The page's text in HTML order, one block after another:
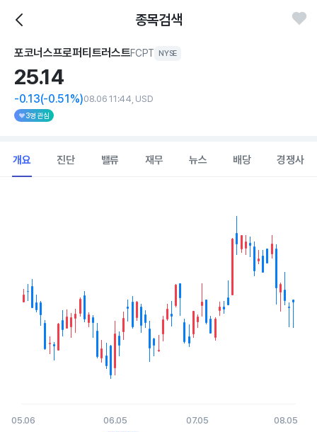
종목검색
포코너스프로퍼티트러스트FCPT NYSE
25.14
-0.13(-0.51%)08.06 11:44, USD
3명 관심
개요 진단 밸류 재무 뉴스 배당 경쟁사
The chart has 1 Y axis displaying values. Data ranges from 23.87
05.06 06.05 07.05 08.05